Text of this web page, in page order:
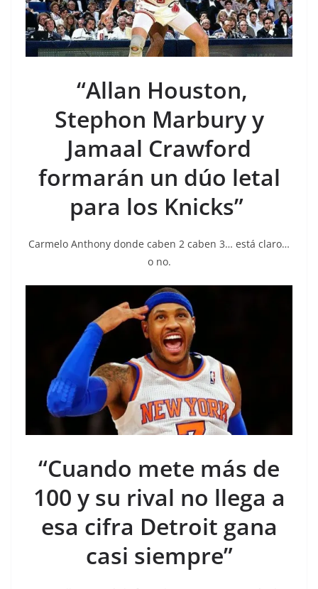
“Allan Houston,
Stephon Marbury y
Jamaal Crawford
formarán un dúo letal
para los Knicks”
Carmelo Anthony donde caben 2 caben 3… está claro…
o no.
“Cuando mete más de
100 y su rival no llega a
esa cifra Detroit gana
casi siempre”